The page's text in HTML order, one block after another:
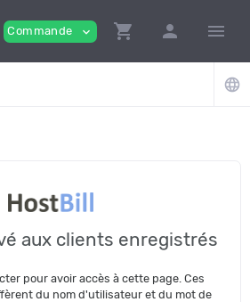
Commande expand_more shopping_cart person menu
language
aux clients enregistrés
pour avoir accès à cette page. Ces
du nom d'utilisateur et du mot de